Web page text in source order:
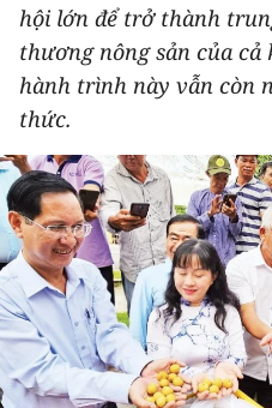
PHÁP LUẬT
DU LỊCH
THẾ GIỚI
THỂ THAO
GIÁO DỤC
Y TẾ
KHOA HỌC - CÔNG NGHỆ
hội lớn để trở thành
thương nông sản của cả
hành trình này vẫn còn
thức.